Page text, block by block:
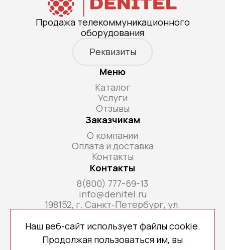
Продажа телекоммуникационного
оборудования
Реквизиты
Меню
Каталог
Услуги
Отзывы
Заказчикам
О компании
Оплата и доставка
Контакты
Контакты
8(800) 777-69-13
info@denitel.ru
198152, г. Санкт-Петербург, ул.
Н, ком. офис 213А
Наш веб-сайт использует файлы cookie.
Продолжая пользоваться им, вы